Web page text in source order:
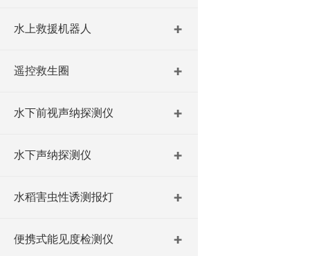
水上救援机器人
遥控救生圈
水下前视声纳探测仪
水下声纳探测仪
水稻害虫性诱测报灯
便携式能见度检测仪